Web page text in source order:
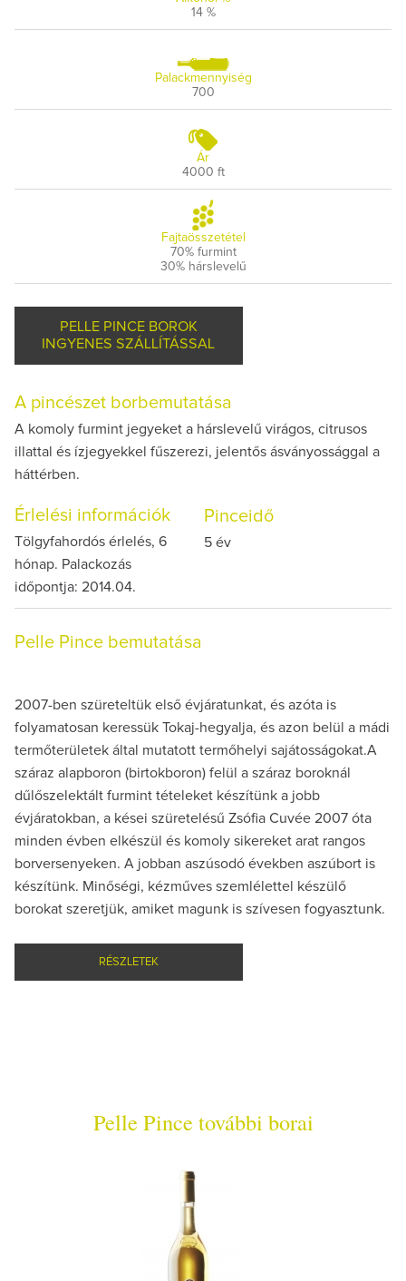
14 %
Palackmennyiség
700
Ár
4000 ft
Fajtaösszetétel
70% furmint
30% hárslevelű
PELLE PINCE BOROK
INGYENES SZÁLLÍTÁSSAL
A pincészet borbemutatása
A komoly furmint jegyeket a hárslevelű virágos, citrusos
illattal és ízjegyekkel fűszerezi, jelentős ásványossággal a
háttérben.
Érlelési információk
Tölgyfahordós érlelés, 6
hónap. Palackozás
időpontja: 2014.04.
Pinceidő
5 év
Pelle Pince bemutatása
2007-ben szüreteltük első évjáratunkat, és azóta is
folyamatosan keressük Tokaj-hegyalja, és azon belül a mádi
termőterületek által mutatott termőhelyi sajátosságokat.A
száraz alapboron (birtokboron) felül a száraz boroknál
dűlőszelektált furmint tételeket készítünk a jobb
évjáratokban, a kései szüretelésű Zsófia Cuvée 2007 óta
minden évben elkészül és komoly sikereket arat rangos
borversenyeken. A jobban aszúsodó években aszúbort is
készítünk. Minőségi, kézműves szemlélettel készülő
borokat szeretjük, amiket magunk is szívesen fogyasztunk.
RÉSZLETEK
Pelle Pince további borai